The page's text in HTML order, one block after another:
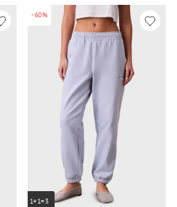
-60%
1+1=3